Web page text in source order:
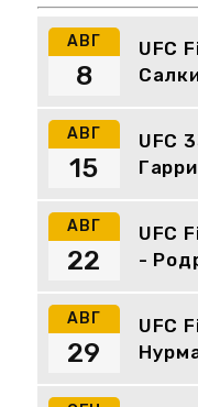
АВГ
UFC
8
АВГ
UFC
Гарри
15
АВГ
UFC
-
22
АВГ
UFC
29